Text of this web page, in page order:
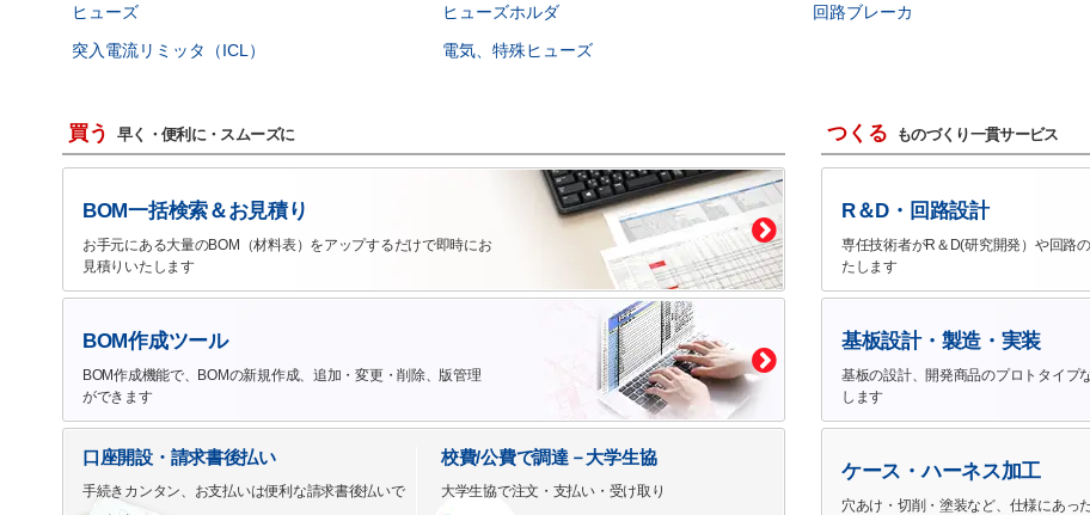
ヒューズ
ヒューズホルダ 回路ブレーカ
突入電流リミッタ（ICL）
電気、特殊ヒューズ
買う 早く・便利に・スムーズに
BOM一括検索＆お見積り
お手元にある大量のBOM（材料表）をアップするだけで即時にお
見積りいたします
BOM作成ツール
BOM作成機能で、BOMの新規作成、追加・変更・削除、版管理
ができます
口座開設・請求書後払い
手続きカンタン、お支払いは便利な請求書後払いで
校費/公費で調達－大学生協
大学生協で注文・支払い・受け取り
つくる ものづくり一貫サービス
R＆D・回路設計
専任技術者がR＆D(研究開発）や回路
たします
基板設計・製造・実装
基板の設計、開発商品のプロトタイプ
します
ケース・ハーネス加工
穴あけ・切削・塗装など、仕様にあっ